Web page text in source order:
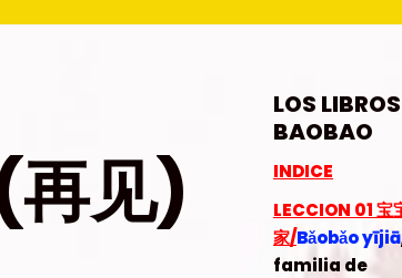
见)
LOS
BAOBAO
INDICE
LECCION 01宝
家/Bǎobǎo yījiā
familia de